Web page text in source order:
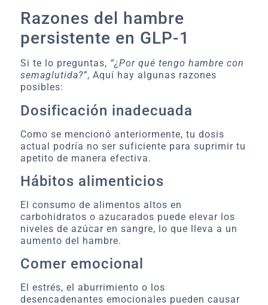
Razones del hambre
persistente en GLP-1
Si te lo preguntas, “¿Por qué tengo hambre con
semaglutida?”, Aquí hay algunas razones
posibles:
Dosificación inadecuada
Como se mencionó anteriormente, tu dosis
actual podría no ser suficiente para suprimir tu
apetito de manera efectiva.
Hábitos alimenticios
El consumo de alimentos altos en
carbohidratos o azucarados puede elevar los
niveles de azúcar en sangre, lo que lleva a un
aumento del hambre.
Comer emocional
El estrés, el aburrimiento o los
desencadenantes emocionales pueden causar